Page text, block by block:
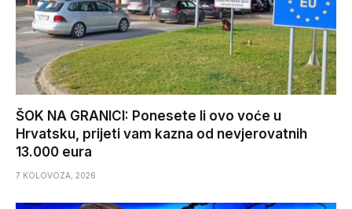
ŠOK NA GRANICI: Ponesete li ovo voće u
Hrvatsku, prijeti vam kazna od nevjerovatnih
13.000 eura
7 KOLOVOZA, 2026